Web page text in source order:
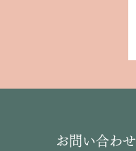
お問い合わせ